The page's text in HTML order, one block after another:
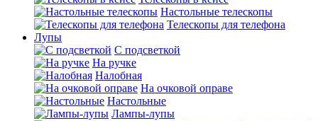
Настольные телескопы
Телескопы для телефона
Лупы
С подсветкой
На ручке
Налобная
На очковой оправе
Настольные
Лампы-лупы